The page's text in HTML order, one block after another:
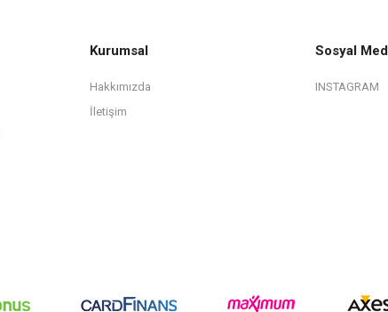
Kurumsal
Hakkımızda
İletişim
Sosyal
INSTAGRAM